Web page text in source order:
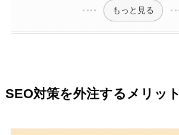
もっと見る
SEO対策を外注するメリット